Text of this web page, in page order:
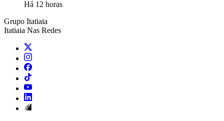
Há 12 horas
Grupo Itatiaia
Itatiaia Nas Redes